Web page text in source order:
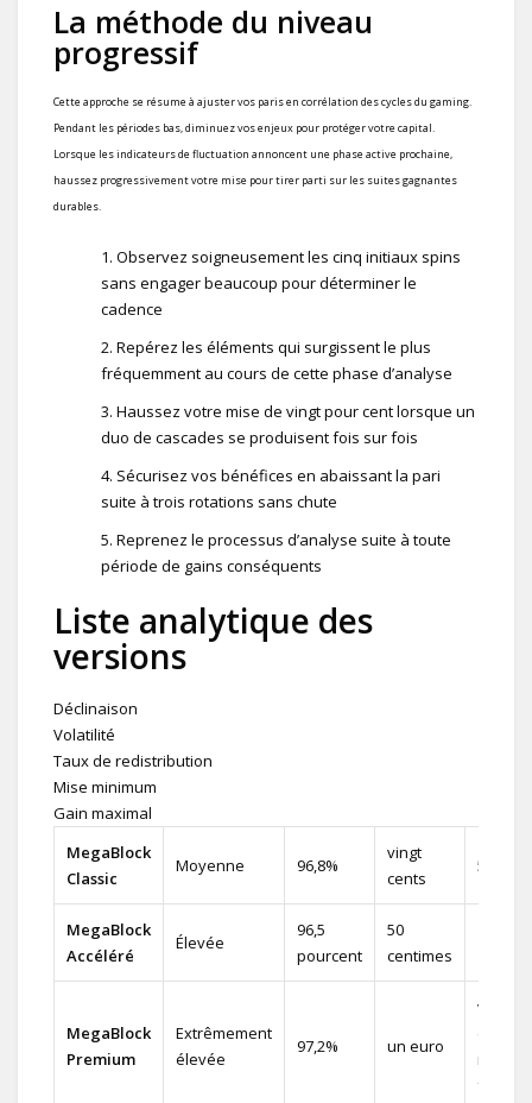
La méthode du niveau
progressif
Cette approche se résume à ajuster vos paris en corrélation des cycles du gaming.
Pendant les périodes bas, diminuez vos enjeux pour protéger votre capital.
Lorsque les indicateurs de fluctuation annoncent une phase active prochaine,
haussez progressivement votre mise pour tirer parti sur les suites gagnantes
durables.
Observez soigneusement les cinq initiaux spins
sans engager beaucoup pour déterminer le
cadence
Repérez les éléments qui surgissent le plus
fréquemment au cours de cette phase d’analyse
Haussez votre mise de vingt pour cent lorsque un
duo de cascades se produisent fois sur fois
Sécurisez vos bénéfices en abaissant la pari
suite à trois rotations sans chute
Reprenez le processus d’analyse suite à toute
période de gains conséquents
Liste analytique des
versions
Déclinaison
Volatilité
Taux de redistribution
Mise minimum
Gain maximal
MegaBlock
Classic
Moyenne 96,8%
vingt
cents
5 000x
MegaBlock
Accéléré
Élevée
96,5
pourcent
50
centimes
MegaBlock
Premium
Extrêmement
élevée
97,2% un euro
vingt-
cinq
mille
fois